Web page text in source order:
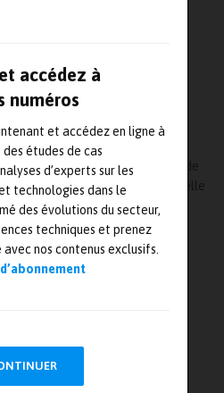
accédez à
numéros
et accédez en ligne à
études de cas
d’experts sur les
technologies dans le
des évolutions du secteur,
techniques et prenez
avec nos contenus exclusifs.
rapide, fluorescence
de
(camérasultra-rapides,
laboratoires pourront aussi
échantillons récupérés (micro-
métallurgique…).
sont déjà en cours, comme l’étude
menée au CEA Gramat, ou celle
des mousses polymériques
des thèmes et la mise en
feront l’objet d’un séminaire
– MRJ PRESSE